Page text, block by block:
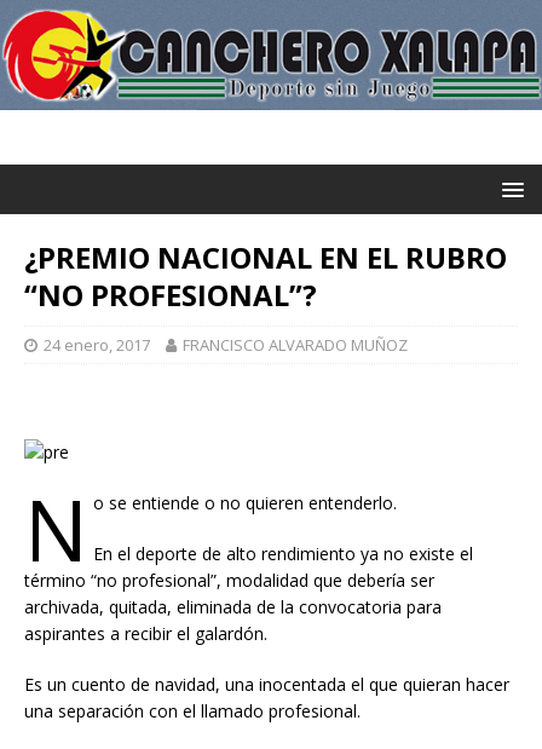
¿PREMIO NACIONAL EN EL RUBRO
“NO PROFESIONAL”?
24 enero, 2017 FRANCISCO ALVARADO MUÑOZ
N o se entiende o no quieren entenderlo.
En el deporte de alto rendimiento ya no existe el
término “no profesional”, modalidad que debería ser
archivada, quitada, eliminada de la convocatoria para
aspirantes a recibir el galardón.
Es un cuento de navidad, una inocentada el que quieran hacer
una separación con el llamado profesional.